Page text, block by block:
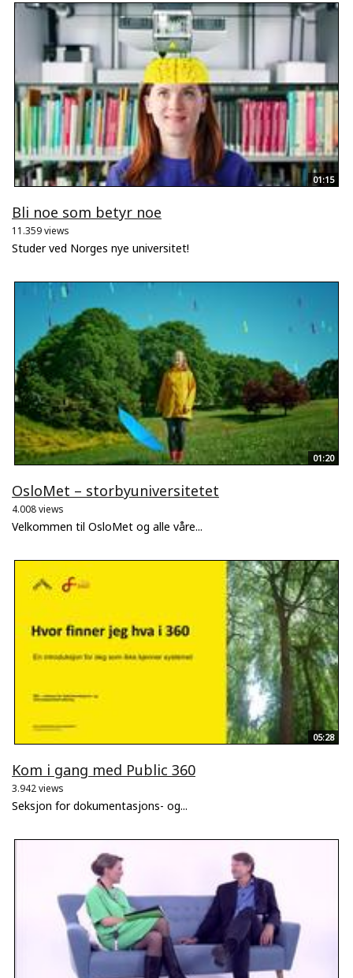
01:15
Bli noe som betyr noe
11.359 views
Studer ved Norges nye universitet!
01:20
OsloMet – storbyuniversitetet
4.008 views
Velkommen til OsloMet og alle våre...
05:28
Kom i gang med Public 360
3.942 views
Seksjon for dokumentasjons- og...